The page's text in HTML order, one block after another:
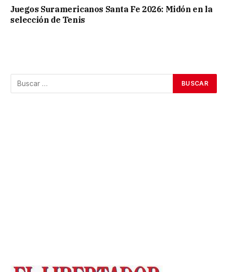
Juegos Suramericanos Santa Fe 2026: Midón en la
selección de Tenis